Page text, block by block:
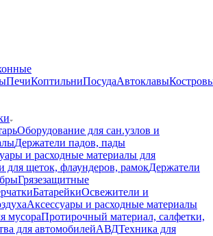
ПечиКоптильниПосудаАвтоклавы
Оборудование для сан.узлов и
Держатели падов, пады
и расходные материалы для
для щеток, флаундеров, рамокДержатели
Грязезащитные
БатарейкиОсвежители и
Аксессуары и расходные материалы
мусораПротирочный материал, салфетки,
для автомобилейАВДТехника для